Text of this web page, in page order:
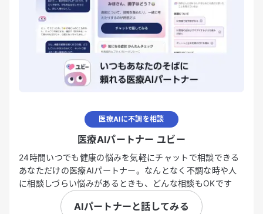
医療AIに不調を相談
医療AIパートナー ユビー
24時間いつでも健康の悩みを気軽にチャットで相談できる
あなただけの医療AIパートナー。なんとなく不調な時や人
に相談しづらい悩みがあるときも、どんな相談もOKです
AIパートナーと話してみる